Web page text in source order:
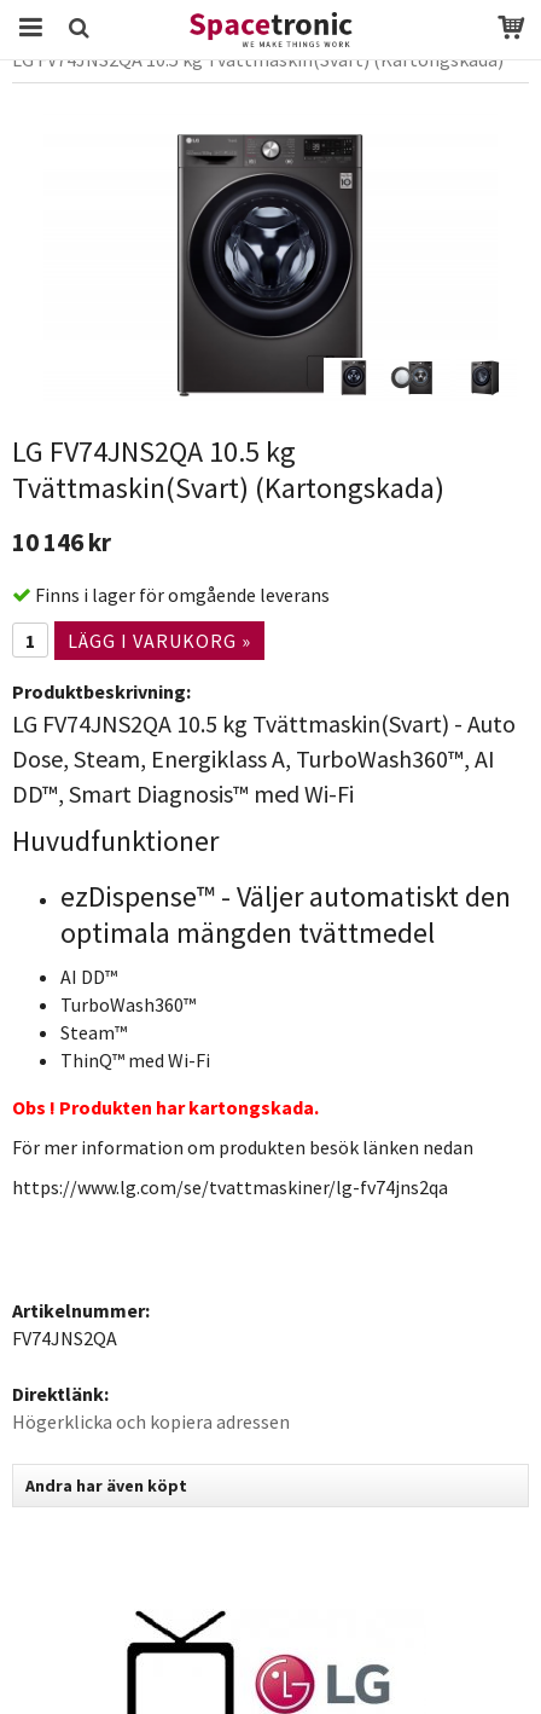
Startsida Webbutik vitvaror
Tvättmaskin
LG FV74JNS2QA 10.5 kg Tvättmaskin(Svart) (Kartongskada)
LG FV74JNS2QA 10.5 kg
Tvättmaskin(Svart) (Kartongskada)
10 146 kr
Finns i lager för omgående leverans
LÄGG I VARUKORG »
Produktbeskrivning:
LG FV74JNS2QA 10.5 kg Tvättmaskin(Svart) - Auto
Dose, Steam, Energiklass A, TurboWash360™, AI
DD™, Smart Diagnosis™ med Wi-Fi
Huvudfunktioner
ezDispense™ - Väljer automatiskt den
optimala mängden tvättmedel
AI DD™
TurboWash360™
Steam™
ThinQ™ med Wi-Fi
Obs ! Produkten har kartongskada.
För mer information om produkten besök länken nedan
https://www.lg.com/se/tvattmaskiner/lg-fv74jns2qa
Artikelnummer:
FV74JNS2QA
Direktlänk:
Högerklicka och kopiera adressen
Andra har även köpt